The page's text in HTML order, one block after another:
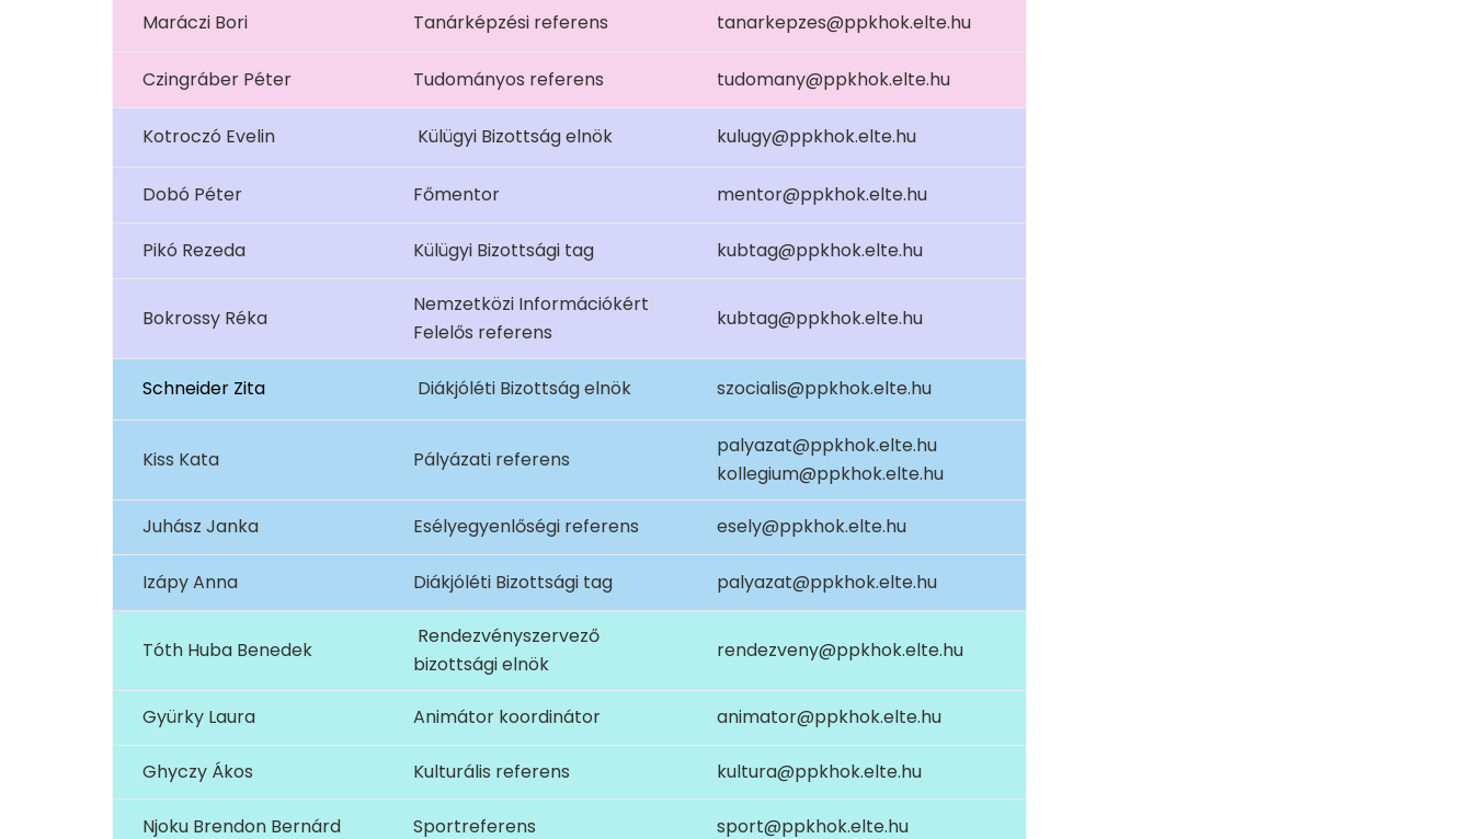
Maráczi Bori Tanárképzési referens tanarkepzes@ppkhok.elte.hu
Czingráber Péter Tudományos referens tudomany@ppkhok.elte.hu
Kotroczó Evelin Külügyi Bizottság elnök kulugy@ppkhok.elte.hu
Dobó Péter Főmentor mentor@ppkhok.elte.hu
Pikó Rezeda Külügyi Bizottsági tag kubtag@ppkhok.elte.hu
Bokrossy Réka
Nemzetközi Információkért
Felelős referens
kubtag@ppkhok.elte.hu
Schneider Zita Diákjóléti Bizottság elnök szocialis@ppkhok.elte.hu
Kiss Kata Pályázati referens
palyazat@ppkhok.elte.hu
kollegium@ppkhok.elte.hu
Juhász Janka Esélyegyenlőségi referens esely@ppkhok.elte.hu
Izápy Anna Diákjóléti Bizottsági tag palyazat@ppkhok.elte.hu
Tóth Huba Benedek
Rendezvényszervező
bizottsági elnök
rendezveny@ppkhok.elte.hu
Gyürky Laura Animátor koordinátor animator@ppkhok.elte.hu
Ghyczy Ákos Kulturális referens kultura@ppkhok.elte.hu
Njoku Brendon Bernárd Sportreferens sport@ppkhok.elte.hu